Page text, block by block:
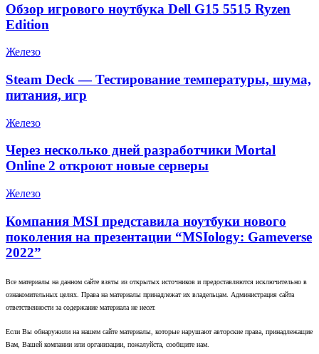
Обзор игрового ноутбука Dell G15 5515 Ryzen
Edition
Железо
Steam Deck — Тестирование температуры, шума,
питания, игр
Железо
Через несколько дней разработчики Mortal
Online 2 откроют новые серверы
Железо
Компания MSI представила ноутбуки нового
поколения на презентации “MSIology: Gameverse
2022”
Все материалы на данном сайте взяты из открытых источников и предоставляются исключительно в
ознакомительных целях. Права на материалы принадлежат их владельцам. Администрация сайта
ответственности за содержание материала не несет.
Если Вы обнаружили на нашем сайте материалы, которые нарушают авторские права, принадлежащие
Вам, Вашей компании или организации, пожалуйста, сообщите нам.